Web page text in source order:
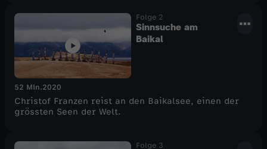
Folge 2
Sinnsuche am
Baikal
52 Min.2020
Christof Franzen reist an den Baikalsee, einen der
grössten Seen der Welt.
Folge 3